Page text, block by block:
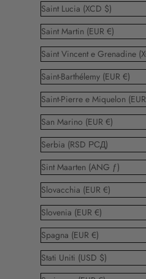
Saint Lucia (XCD $)
Saint Martin (EUR €)
Saint-Barthélemy (EUR €)
San Marino (EUR €)
Serbia (RSD РСД)
Sint Maarten (ANG ƒ)
Slovacchia (EUR €)
Slovenia (EUR €)
Spagna (EUR €)
Stati Uniti (USD $)